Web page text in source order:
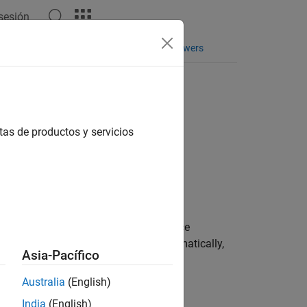
Answers
completes
user interface
When running the analysis programmatically,
opening.
de productos y servicios
Asia-Pacífico
Australia (English)
India (English)